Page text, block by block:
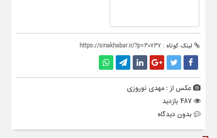
لینک کوتاه : https://sinakhabar.ir/?p=30737
عکس از : مهدی نوروزی
بدون دیدگاه